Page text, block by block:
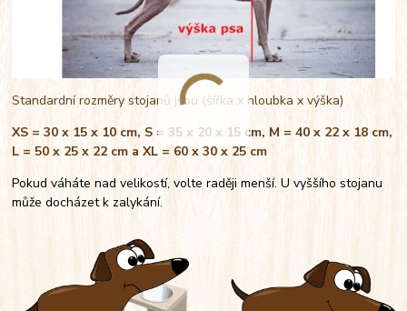
Standardní rozměry stojanů jsou (šířka x hloubka x výška)
XS = 30 x 15 x 10 cm, S = 35 x 20 x 15 cm, M = 40 x 22 x 18 cm,
L = 50 x 25 x 22 cm a XL = 60 x 30 x 25 cm
Pokud váháte nad velikostí, volte raději menší. U vyššího stojanu
může docházet k zalykání.